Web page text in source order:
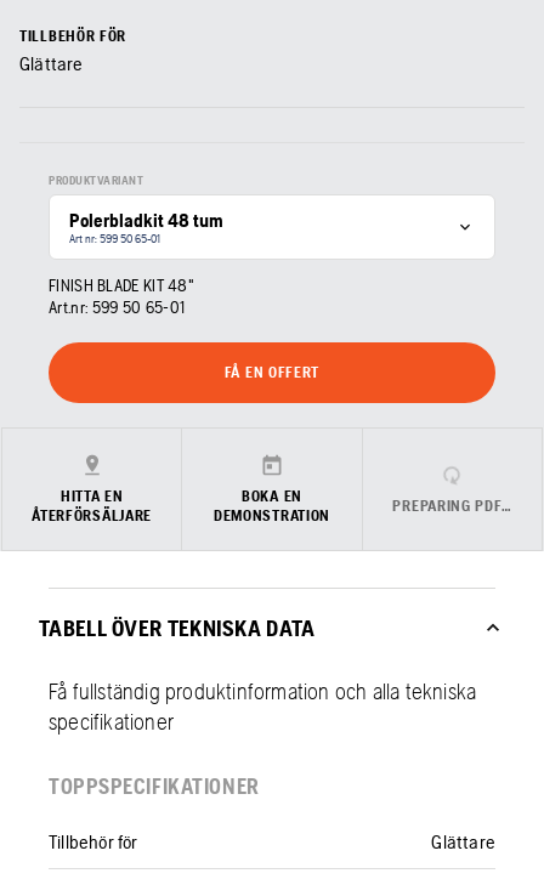
TILLBEHÖR FÖR
Glättare
PRODUKTVARIANT
Polerbladkit 48 tum
Art nr: 599 50 65‑01
FINISH BLADE KIT 48"
Art.nr: 599 50 65‑01
FÅ EN OFFERT
HITTA EN
ÅTERFÖRSÄLJARE
BOKA EN
DEMONSTRATION
PREPARING PDF…
TABELL ÖVER TEKNISKA DATA
Få fullständig produktinformation och alla tekniska
specifikationer
TOPPSPECIFIKATIONER
Tillbehör för Glättare